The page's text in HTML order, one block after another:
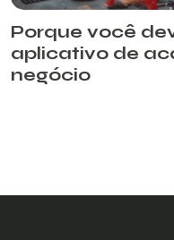
Porque você
aplicativo de
negócio